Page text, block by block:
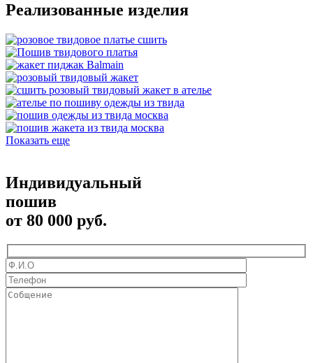
Реализованные изделия
Показать еще
Индивидуальный
пошив
от 80 000 руб.